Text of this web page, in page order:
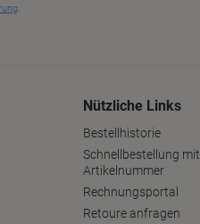
Nützliche Links
Bestellhistorie
Schnellbestellung mit
Artikelnummer
Rechnungsportal
Retoure anfragen